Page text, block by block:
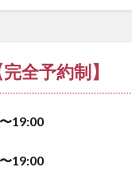
全予約制】
19:00
19:00